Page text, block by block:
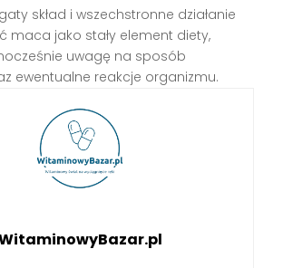
skład i wszechstronne działanie
maca jako stały element diety,
uwagę na sposób
ewentualne reakcje organizmu.